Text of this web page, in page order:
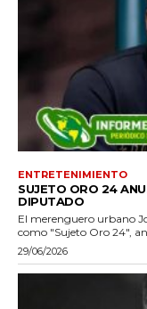
ENTRETENIMIENTO
SUJETO ORO 24
DIPUTADO
El merenguero urbano
como "Sujeto Oro 24",
29/06/2026